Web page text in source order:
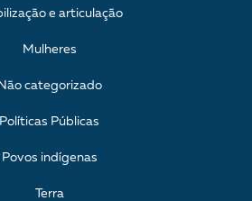
e articulação
Mulheres
categorizado
Políticas Públicas
Povos indígenas
Terra